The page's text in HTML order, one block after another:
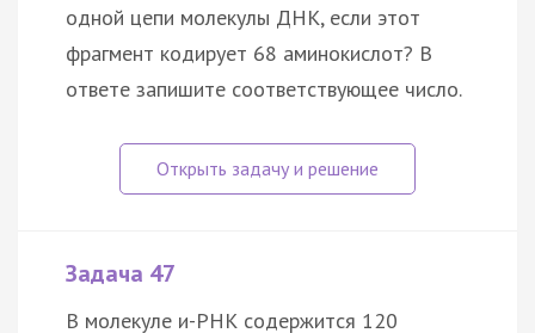
одной цепи молекулы ДНК, если этот
фрагмент кодирует 68 аминокислот? В
ответе запишите соответствующее число.
Задача 47
В молекуле и-РНК содержится 120